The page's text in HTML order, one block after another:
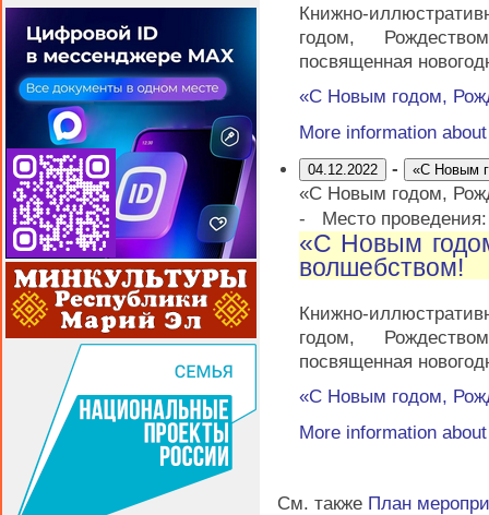
Книжно-
годом,
посвященная
«С Новым годом,
More information
04.12.2022 - «С Новым
«С Новым годом,
-
Место
«С Новым
волшебством!
Книжно-
годом,
посвященная
«С Новым годом,
More information
См. также План